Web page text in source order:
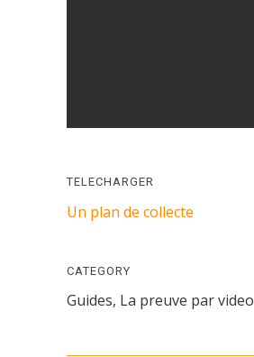
TELECHARGER
Un plan de collecte
CATEGORY
Guides, La preuve par video